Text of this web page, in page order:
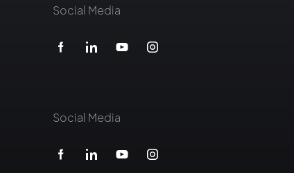
Social Media
Social Media